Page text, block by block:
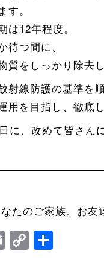
。
は12年程度。
つ間に、
質をしっかり除去
射線防護の基準を順
用を目指し、徹底し
に、改めて皆さん
たのご家族、お友
Email
Copy
Link